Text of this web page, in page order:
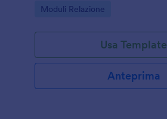
incidenti in modo coerente.
Go to Category:
Moduli Relazione
Usa Template
Anteprima